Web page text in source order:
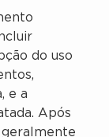
do uso
e a
Após
geralmente